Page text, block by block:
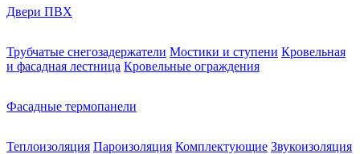
Двери ПВХ
Трубчатые снегозадержатели Мостики и ступени Кровельная
и фасадная лестница Кровельные ограждения
Фасадные термопанели
Теплоизоляция Пароизоляция Комплектующие Звукоизоляция